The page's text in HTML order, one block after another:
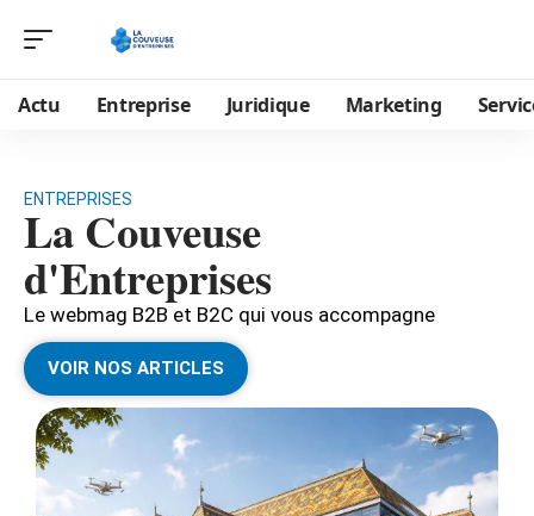
Actu Entreprise Juridique Marketing
ENTREPRISES
La Couveuse
d'Entreprises
Le webmag B2B et B2C qui vous accompagne
VOIR NOS ARTICLES